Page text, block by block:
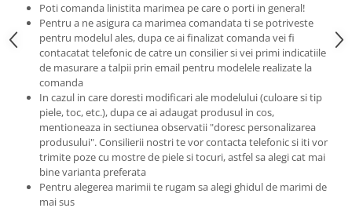
Poti comanda linistita marimea pe care o porti in general!
Pentru a ne asigura ca marimea comandata ti se potriveste
pentru modelul ales, dupa ce ai finalizat comanda vei fi
contacatat telefonic de catre un consilier si vei primi indicatiile
de masurare a talpii prin email pentru modelele realizate la
comanda
In cazul in care doresti modificari ale modelului (culoare si tip
piele, toc, etc.), dupa ce ai adaugat produsul in cos,
mentioneaza in sectiunea observatii "doresc personalizarea
produsului". Consilierii nostri te vor contacta telefonic si iti vor
trimite poze cu mostre de piele si tocuri, astfel sa alegi cat mai
bine varianta preferata
Pentru alegerea marimii te rugam sa alegi ghidul de marimi de
mai sus